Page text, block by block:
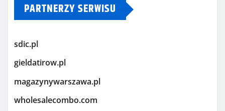
PARTNERZY SERWISU
sdic.pl
gieldatirow.pl
magazynywarszawa.pl
wholesalecombo.com